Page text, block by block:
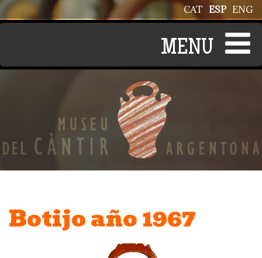
Pasar al contenido principal ENG
ESP
CAT
Botijo año 1967